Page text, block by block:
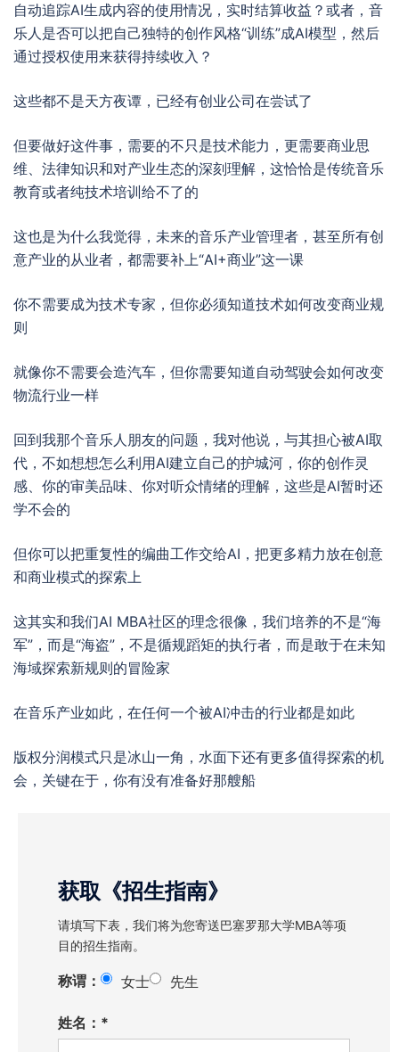
自动追踪AI生成内容的使用情况，实时结算收益？或者，音
乐人是否可以把自己独特的创作风格“训练”成AI模型，然后
通过授权使用来获得持续收入？
这些都不是天方夜谭，已经有创业公司在尝试了
但要做好这件事，需要的不只是技术能力，更需要商业思
维、法律知识和对产业生态的深刻理解，这恰恰是传统音乐
教育或者纯技术培训给不了的
这也是为什么我觉得，未来的音乐产业管理者，甚至所有创
意产业的从业者，都需要补上“AI+商业”这一课
你不需要成为技术专家，但你必须知道技术如何改变商业规
则
就像你不需要会造汽车，但你需要知道自动驾驶会如何改变
物流行业一样
回到我那个音乐人朋友的问题，我对他说，与其担心被AI取
代，不如想想怎么利用AI建立自己的护城河，你的创作灵
感、你的审美品味、你对听众情绪的理解，这些是AI暂时还
学不会的
但你可以把重复性的编曲工作交给AI，把更多精力放在创意
和商业模式的探索上
这其实和我们AI MBA社区的理念很像，我们培养的不是“海
军”，而是“海盗”，不是循规蹈矩的执行者，而是敢于在未知
海域探索新规则的冒险家
在音乐产业如此，在任何一个被AI冲击的行业都是如此
版权分润模式只是冰山一角，水面下还有更多值得探索的机
会，关键在于，你有没有准备好那艘船
获取《招生指南》
请填写下表，我们将为您寄送巴塞罗那大学MBA等项
目的招生指南。
称谓： 女士 先生
姓名：*